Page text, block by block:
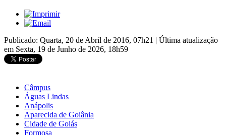
Publicado: Quarta, 20 de Abril de 2016, 07h21 | Última atualização
em Sexta, 19 de Junho de 2026, 18h59
Câmpus
Águas Lindas
Anápolis
Aparecida de Goiânia
Cidade de Goiás
Formosa